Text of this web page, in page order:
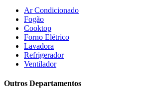
Gree(3)
Henn
Hisense
Hot Sat
HP
JB BECHARA
Ar Condicionado
Fogão
Cooktop
Forno Elétrico
Lavadora
Refrigerador
Ventilador
Outros Departamentos